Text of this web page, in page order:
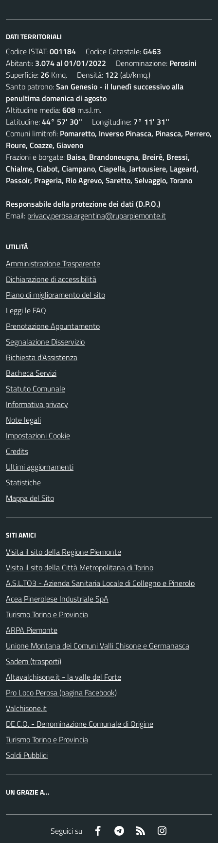
DATI TERRITORIALI
Codice ISTAT:001184 Codice Catastale:G463
Abitanti: 3.074 al 01/01/2022 Denominazione: Perosini
Superficie: 26 Kmq. Densità: 122 (ab/kmq.)
Santo patrono:San Genesio - il lunedì successivo alla
penultima domenica di agosto
Altitudine media:608 m.s.l.m.
Latitudine:44° 57' 30'' Longitudine: 7° 11' 31''
Comuni limitrofi: Pomaretto, Inverso Pinasca, Pinasca, Perrero,
Roure, Coazze, Giaveno
Frazioni e borgate: Baisa, Brandoneugna, Breirè, Bressi,
Chialme, Ciabot, Ciampano, Ciapella, Jartousiere, Lageard,
Passoir, Prageria, Rio Agrevo, Saretto, Selvaggio, Torano
Responsabile della protezione dei dati (D.P.O.)
Email: privacy.perosa.argentina@ruparpiemonte.it
UTILITÀ
Amministrazione Trasparente
Dichiarazione di accessibilità
Piano di miglioramento del sito
Leggi le FAQ
Prenotazione Appuntamento
Segnalazione Disservizio
Richiesta d'Assistenza
Bacheca Servizi
Statuto Comunale
Informativa privacy
Note legali
Impostazioni Cookie
Credits
Ultimi aggiornamenti
Statistiche
Mappa del Sito
SITI AMICI
Visita il sito della Regione Piemonte
Visita il sito della Città Metropolitana di Torino
A.S.L.TO3 - Azienda Sanitaria Locale di Collegno e Pinerolo
Acea Pinerolese Industriale SpA
Turismo Torino e Provincia
ARPA Piemonte
Unione Montana dei Comuni Valli Chisone e Germanasca
Sadem (trasporti)
Altavalchisone.it - la valle del Forte
Pro Loco Perosa (pagina Facebook)
Valchisone.it
DE.C.O. - Denominazione Comunale di Origine
Turismo Torino e Provincia
Soldi Pubblici
UN GRAZIE A...
Seguici su Facebook Telegram RSS